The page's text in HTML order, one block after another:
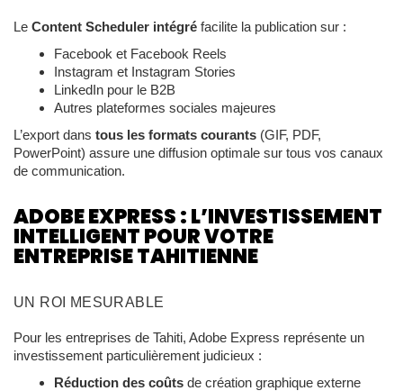
Le Content Scheduler intégré facilite la publication sur :
Facebook et Facebook Reels
Instagram et Instagram Stories
LinkedIn pour le B2B
Autres plateformes sociales majeures
L’export dans tous les formats courants (GIF, PDF,
PowerPoint) assure une diffusion optimale sur tous vos canaux
de communication.
ADOBE EXPRESS : L’INVESTISSEMENT
INTELLIGENT POUR VOTRE
ENTREPRISE TAHITIENNE
UN ROI MESURABLE
Pour les entreprises de Tahiti, Adobe Express représente un
investissement particulièrement judicieux :
Réduction des coûts de création graphique externe